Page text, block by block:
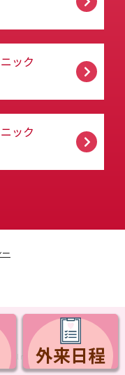
ック
ック
All rights reserved.
外来日程